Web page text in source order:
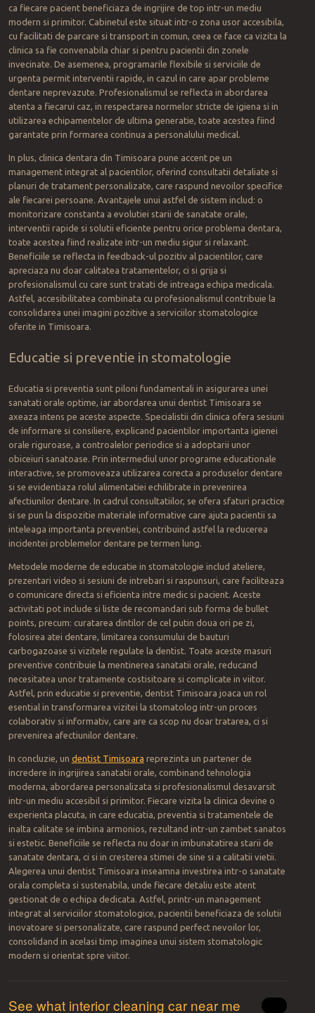
ca fiecare pacient beneficiaza de ingrijire de top intr-un mediu
modern si primitor. Cabinetul este situat intr-o zona usor accesibila,
cu facilitati de parcare si transport in comun, ceea ce face ca vizita la
clinica sa fie convenabila chiar si pentru pacientii din zonele
invecinate. De asemenea, programarile flexibile si serviciile de
urgenta permit interventii rapide, in cazul in care apar probleme
dentare neprevazute. Profesionalismul se reflecta in abordarea
atenta a fiecarui caz, in respectarea normelor stricte de igiena si in
utilizarea echipamentelor de ultima generatie, toate acestea fiind
garantate prin formarea continua a personalului medical.
In plus, clinica dentara din Timisoara pune accent pe un
management integrat al pacientilor, oferind consultatii detaliate si
planuri de tratament personalizate, care raspund nevoilor specifice
ale fiecarei persoane. Avantajele unui astfel de sistem includ: o
monitorizare constanta a evolutiei starii de sanatate orale,
interventii rapide si solutii eficiente pentru orice problema dentara,
toate acestea fiind realizate intr-un mediu sigur si relaxant.
Beneficiile se reflecta in feedback-ul pozitiv al pacientilor, care
apreciaza nu doar calitatea tratamentelor, ci si grija si
profesionalismul cu care sunt tratati de intreaga echipa medicala.
Astfel, accesibilitatea combinata cu profesionalismul contribuie la
consolidarea unei imagini pozitive a serviciilor stomatologice
oferite in Timisoara.
Educatie si preventie in stomatologie
Educatia si preventia sunt piloni fundamentali in asigurarea unei
sanatati orale optime, iar abordarea unui dentist Timisoara se
axeaza intens pe aceste aspecte. Specialistii din clinica ofera sesiuni
de informare si consiliere, explicand pacientilor importanta igienei
orale riguroase, a controalelor periodice si a adoptarii unor
obiceiuri sanatoase. Prin intermediul unor programe educationale
interactive, se promoveaza utilizarea corecta a produselor dentare
si se evidentiaza rolul alimentatiei echilibrate in prevenirea
afectiunilor dentare. In cadrul consultatiilor, se ofera sfaturi practice
si se pun la dispozitie materiale informative care ajuta pacientii sa
inteleaga importanta preventiei, contribuind astfel la reducerea
incidentei problemelor dentare pe termen lung.
Metodele moderne de educatie in stomatologie includ ateliere,
prezentari video si sesiuni de intrebari si raspunsuri, care faciliteaza
o comunicare directa si eficienta intre medic si pacient. Aceste
activitati pot include si liste de recomandari sub forma de bullet
points, precum: curatarea dintilor de cel putin doua ori pe zi,
folosirea atei dentare, limitarea consumului de bauturi
carbogazoase si vizitele regulate la dentist. Toate aceste masuri
preventive contribuie la mentinerea sanatatii orale, reducand
necesitatea unor tratamente costisitoare si complicate in viitor.
Astfel, prin educatie si preventie, dentist Timisoara joaca un rol
esential in transformarea vizitei la stomatolog intr-un proces
colaborativ si informativ, care are ca scop nu doar tratarea, ci si
prevenirea afectiunilor dentare.
In concluzie, un dentist Timisoara reprezinta un partener de
incredere in ingrijirea sanatatii orale, combinand tehnologia
moderna, abordarea personalizata si profesionalismul desavarsit
intr-un mediu accesibil si primitor. Fiecare vizita la clinica devine o
experienta placuta, in care educatia, preventia si tratamentele de
inalta calitate se imbina armonios, rezultand intr-un zambet sanatos
si estetic. Beneficiile se reflecta nu doar in imbunatatirea starii de
sanatate dentara, ci si in cresterea stimei de sine si a calitatii vietii.
Alegerea unui dentist Timisoara inseamna investirea intr-o sanatate
orala completa si sustenabila, unde fiecare detaliu este atent
gestionat de o echipa dedicata. Astfel, printr-un management
integrat al serviciilor stomatologice, pacientii beneficiaza de solutii
inovatoare si personalizate, care raspund perfect nevoilor lor,
consolidand in acelasi timp imaginea unui sistem stomatologic
modern si orientat spre viitor.
See what interior cleaning car near me